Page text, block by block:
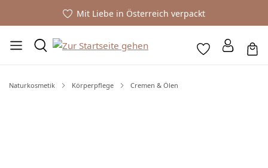
Mit Liebe in Österreich verpackt
Naturkosmetik Körperpflege Cremen & Ölen